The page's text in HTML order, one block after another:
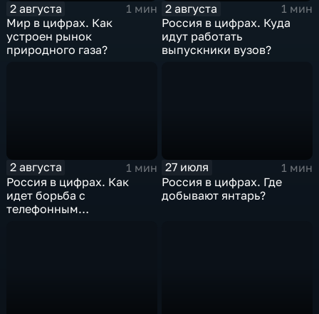
2 августа
1 мин
Мир в цифрах. Как
устроен рынок
природного газа?
2 августа
1 мин
Россия в цифрах. Куда
идут работать
выпускники вузов?
2 августа
1 мин
Россия в цифрах. Как
идет борьба с
телефонным
27 июля
1 мин
Россия в цифрах. Где
добывают янтарь?